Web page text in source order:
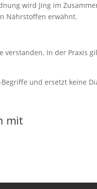
wird Jing im
Nährstoffen erwähnt.
verstanden. In der Praxis
Begriffe und ersetzt keine
mit